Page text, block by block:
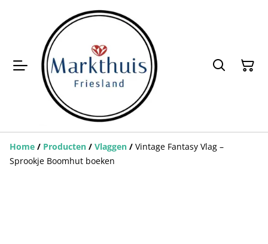
Home / Producten / Vlaggen / Vintage Fantasy Vlag –
Sprookje Boomhut boeken